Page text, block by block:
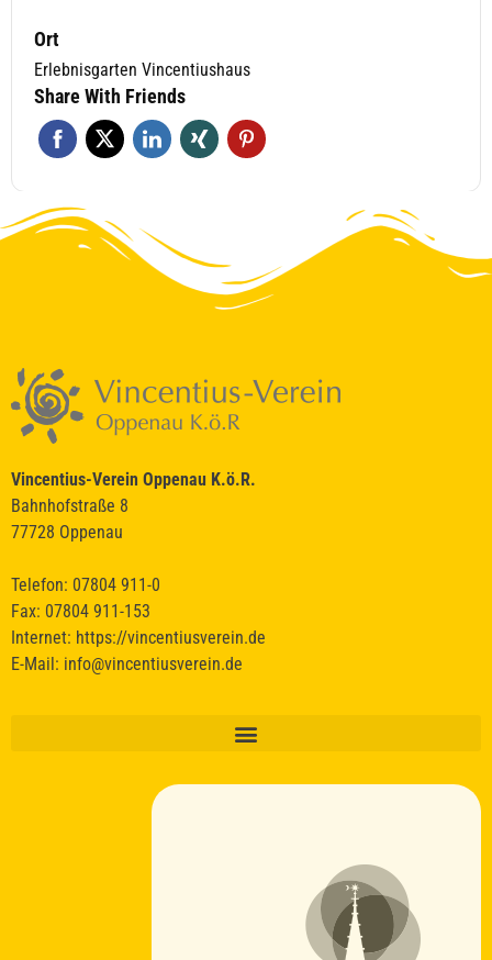
Ort
Erlebnisgarten Vincentiushaus
Share With Friends
Vincentius-Verein Oppenau K.ö.R.
Bahnhofstraße 8
77728 Oppenau
Telefon: 07804 911-0
Fax: 07804 911-153
Internet: https://vincentiusverein.de
E-Mail: info@vincentiusverein.de
Um den Chat zu nutzen, stimme bitte der Verarbeitung deiner Nachrichten
Deine Daten werden nicht an Dritte weitergegeben.